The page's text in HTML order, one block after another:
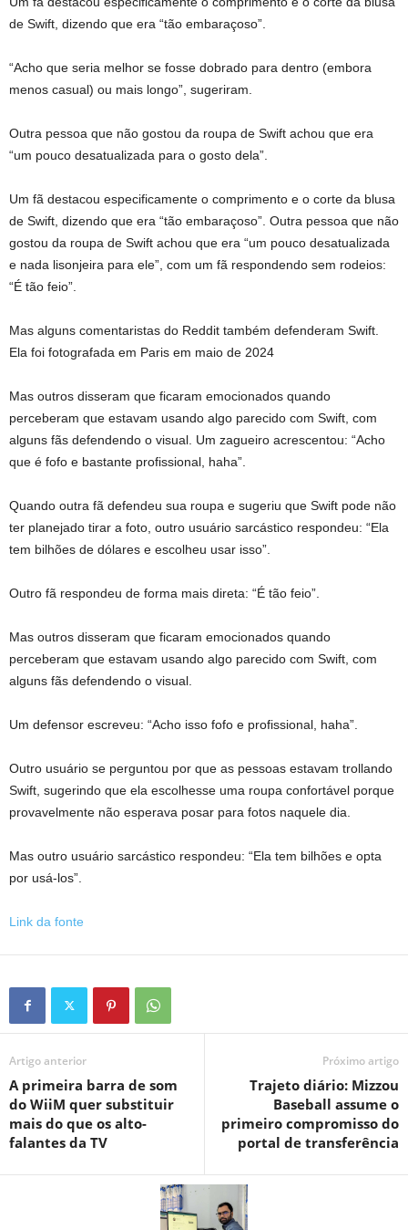
de Swift, dizendo que era “tão embaraçoso”.
“Acho que seria melhor se fosse dobrado para dentro (embora
menos casual) ou mais longo”, sugeriram.
Outra pessoa que não gostou da roupa de Swift achou que era
“um pouco desatualizada para o gosto dela”.
Um fã destacou especificamente o comprimento e o corte da blusa
de Swift, dizendo que era “tão embaraçoso”. Outra pessoa que não
gostou da roupa de Swift achou que era “um pouco desatualizada
e nada lisonjeira para ele”, com um fã respondendo sem rodeios:
“É tão feio”.
Mas alguns comentaristas do Reddit também defenderam Swift.
Ela foi fotografada em Paris em maio de 2024
Mas outros disseram que ficaram emocionados quando
perceberam que estavam usando algo parecido com Swift, com
alguns fãs defendendo o visual. Um zagueiro acrescentou: “Acho
que é fofo e bastante profissional, haha”.
Quando outra fã defendeu sua roupa e sugeriu que Swift pode não
ter planejado tirar a foto, outro usuário sarcástico respondeu: “Ela
tem bilhões de dólares e escolheu usar isso”.
Outro fã respondeu de forma mais direta: “É tão feio”.
Mas outros disseram que ficaram emocionados quando
perceberam que estavam usando algo parecido com Swift, com
alguns fãs defendendo o visual.
Um defensor escreveu: “Acho isso fofo e profissional, haha”.
Outro usuário se perguntou por que as pessoas estavam trollando
Swift, sugerindo que ela escolhesse uma roupa confortável porque
provavelmente não esperava posar para fotos naquele dia.
Mas outro usuário sarcástico respondeu: “Ela tem bilhões e opta
por usá-los”.
Link da fonte
Artigo anterior
A primeira barra de som
do WiiM quer substituir
mais do que os alto-
falantes da TV
Próximo artigo
Trajeto diário: Mizzou
Baseball assume o
primeiro compromisso do
portal de transferência